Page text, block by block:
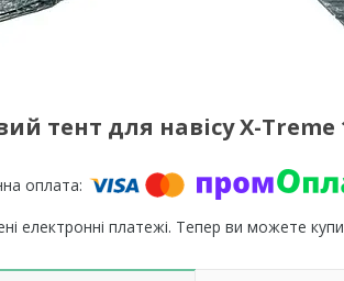
тент для навісу X-Treme
електронні платежі. Тепер ви можете